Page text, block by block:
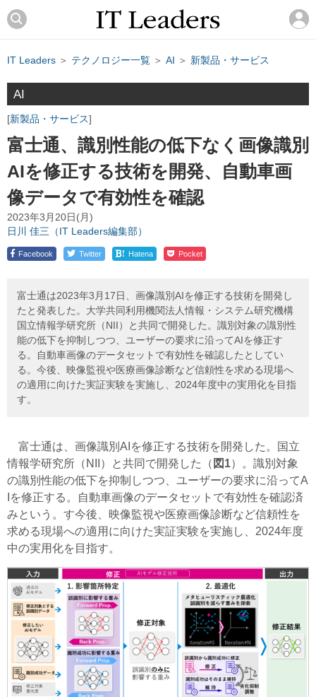
IT Leaders ＞ テクノロジー一覧 ＞ AI ＞ 新製品・サービス
AI
新製品・サービス
富士通、識別性能の低下なく画像識別
AIを修正する技術を開発、自動車画
像データで有効性を確認
2023年3月20日(月)
日川 佳三（IT Leaders編集部）
Facebook Twitter ! Hatena Pocket
富士通は2023年3月17日、画像識別AIを修正する技術を開発し
たと発表した。大学共同利用機関法人情報・システム研究機構
国立情報学研究所（NII）と共同で開発した。識別対象の識別性
能の低下を抑制しつつ、ユーザーの要求に沿ってAIを修正す
る。自動車画像のデータセットで有効性を確認したとしてい
る。今後、映像監視や医療画像診断など信頼性を求める現場へ
の適用に向けた実証実験を実施し、2024年度中の実用化を目指
す。
富士通は、画像識別AIを修正する技術を開発した。国立
情報学研究所（NII）と共同で開発した（ 図1）。識別対象
の識別性能の低下を抑制しつつ、ユーザーの要求に沿ってA
Iを修正する。自動車画像のデータセットで有効性を確認済
みという。す今後、映像監視や医療画像診断など信頼性を
求める現場への適用に向けた実証実験を実施し、2024年度
中の実用化を目指す。